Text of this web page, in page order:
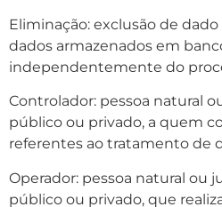
Eliminação: exclusão de
dados armazenados em
independentemente do
Controlador: pessoa natural
público ou privado, a quem
referentes ao tratamento de
Operador: pessoa natural ou
público ou privado, que